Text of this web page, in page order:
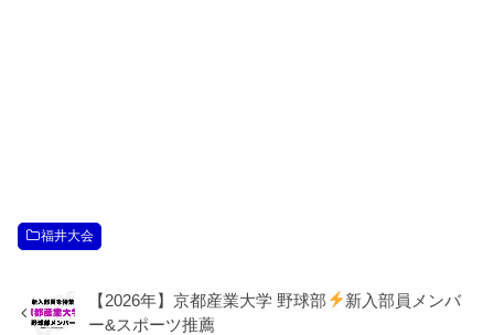
福井大会
【2026年】京都産業大学 野球部
新入部員メンバ
ー&スポーツ推薦